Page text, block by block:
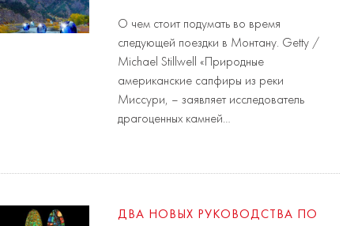
О чем стоит подумать во время
следующей поездки в Монтану. Getty /
Michael Stillwell «Природные
американские сапфиры из реки
Миссури, – заявляет исследователь
драгоценных камней…
ДВА НОВЫХ РУКОВОДСТВА ПО